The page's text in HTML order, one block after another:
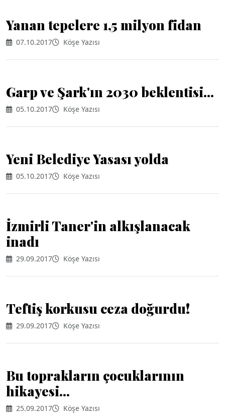
Yanan tepelere 1,5 milyon fidan
07.10.2017 Köşe Yazısı
Garp ve Şark'ın 2030 beklentisi...
05.10.2017 Köşe Yazısı
Yeni Belediye Yasası yolda
05.10.2017 Köşe Yazısı
İzmirli Taner'in alkışlanacak
inadı
29.09.2017 Köşe Yazısı
Teftiş korkusu ceza doğurdu!
29.09.2017 Köşe Yazısı
Bu toprakların çocuklarının
hikayesi...
25.09.2017 Köşe Yazısı